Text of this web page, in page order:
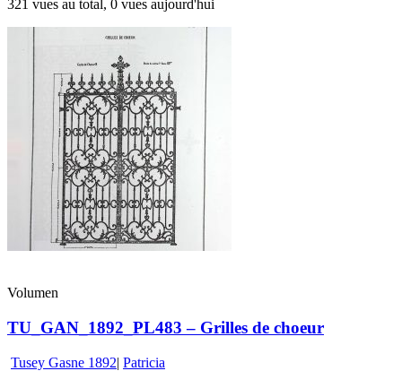
321 vues au total, 0 vues aujourd'hui
Volumen
TU_GAN_1892_PL483 – Grilles de choeur
Tusey Gasne 1892| Patricia